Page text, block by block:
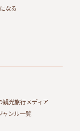
なる
観光旅行メディア
ャンル一覧